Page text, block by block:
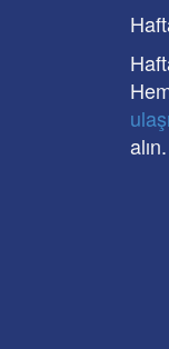
alın.